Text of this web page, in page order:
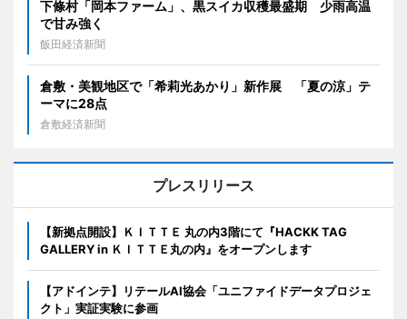
下條村「岡本ファーム」、黒スイカ収穫最盛期 少雨高温
で甘み強く
飯田経済新聞
倉敷・美観地区で「希莉光あかり」新作展 「夏の涼」テ
ーマに28点
倉敷経済新聞
プレスリリース
【新拠点開設】ＫＩＴＴＥ 丸の内3階にて『HACKK TAG
GALLERY in ＫＩＴＴＥ丸の内』をオープンします
【アドインテ】リテールAI協会「ユニファイドデータプロジェ
クト」実証実験に参画